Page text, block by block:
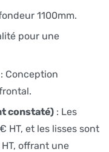
1100mm.
pour une
: Conception
constaté) : Les
HT, et les lisses sont
offrant une